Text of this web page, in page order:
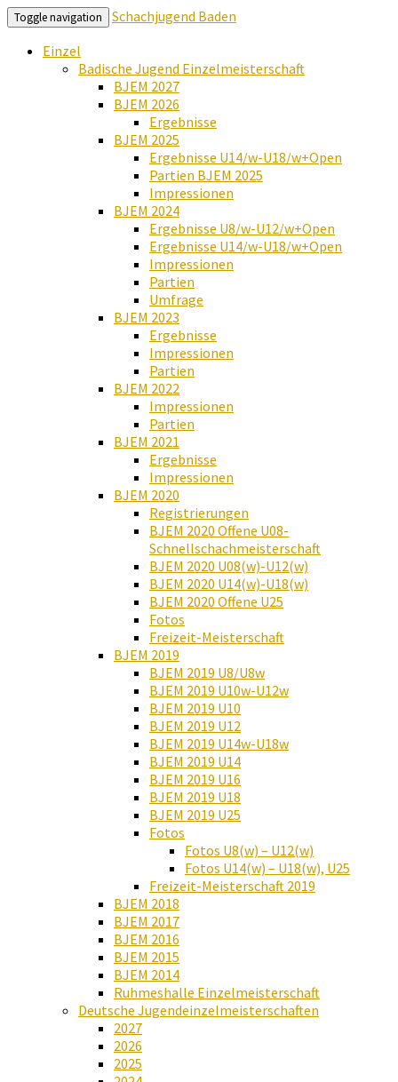
Toggle navigation
Schachjugend Baden
Einzel
Badische Jugend Einzelmeisterschaft
BJEM 2027
BJEM 2026
Ergebnisse
BJEM 2025
Ergebnisse U14/w-U18/w+Open
Partien BJEM 2025
Impressionen
BJEM 2024
Ergebnisse U8/w-U12/w+Open
Ergebnisse U14/w-U18/w+Open
Impressionen
Partien
Umfrage
BJEM 2023
Ergebnisse
Impressionen
Partien
BJEM 2022
Impressionen
Partien
BJEM 2021
Ergebnisse
Impressionen
BJEM 2020
Registrierungen
BJEM 2020 Offene U08-
Schnellschachmeisterschaft
BJEM 2020 U08(w)-U12(w)
BJEM 2020 U14(w)-U18(w)
BJEM 2020 Offene U25
Fotos
Freizeit-Meisterschaft
BJEM 2019
BJEM 2019 U8/U8w
BJEM 2019 U10w-U12w
BJEM 2019 U10
BJEM 2019 U12
BJEM 2019 U14w-U18w
BJEM 2019 U14
BJEM 2019 U16
BJEM 2019 U18
BJEM 2019 U25
Fotos
Fotos U8(w) – U12(w)
Fotos U14(w) – U18(w), U25
Freizeit-Meisterschaft 2019
BJEM 2018
BJEM 2017
BJEM 2016
BJEM 2015
BJEM 2014
Ruhmeshalle Einzelmeisterschaft
Deutsche Jugendeinzelmeisterschaften
2027
2026
2025